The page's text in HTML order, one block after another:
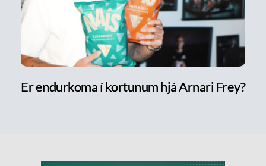
Er endurkoma í kortunum hjá Arnari Frey?